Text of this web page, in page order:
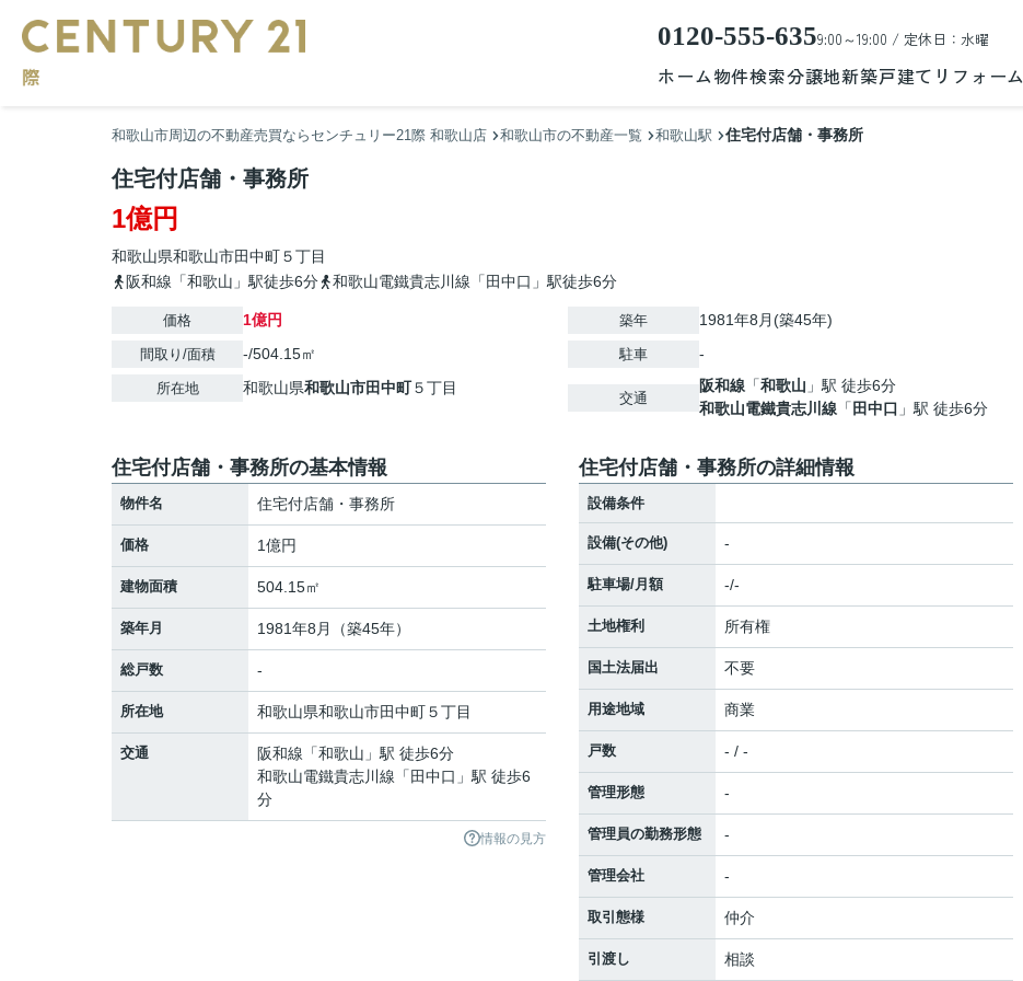
0120-555-6359:00～19:00 / 定休日：水曜
ホーム物件検索分譲地新築戸建て リフォーム
和歌山市周辺の不動産売買ならセンチュリー21際 和歌山店 和歌山市の不動産一覧 和歌山駅 住宅付店舗・事務所
住宅付店舗・事務所
1億円
和歌山県和歌山市田中町５丁目
阪和線「和歌山」駅徒歩6分
和歌山電鐵貴志川線「田中口」駅徒歩6分
価格 1億円
間取り/面積 -/504.15㎡
所在地 和歌山県和歌山市田中町５丁目
築年 1981年8月(築45年)
駐車 -
交通
阪和線 「和歌山 」駅 徒歩6分
和歌山電鐵貴志川線 「 田中口 」駅 徒歩6分
住宅付店舗・事務所の基本情報
物件名 住宅付店舗・事務所
価格 1億円
建物面積 504.15㎡
築年月 1981年8月（築45年）
総戸数 -
所在地 和歌山県和歌山市田中町５丁目
交通 阪和線 「和歌山 」駅 徒歩6分
和歌山電鐵貴志川線 「 田中口 」駅 徒歩6
分
情報の見方
住宅付店舗・事務所の詳細情報
設備条件
設備(その他) -
駐車場/月額 -/-
土地権利 所有権
国土法届出 不要
用途地域 商業
戸数 - / -
管理形態 -
管理員の勤務形態 -
管理会社 -
取引態様 仲介
引渡し 相談